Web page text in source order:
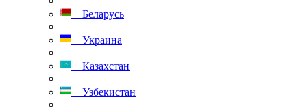
Беларусь
Украина
Казахстан
Узбекистан